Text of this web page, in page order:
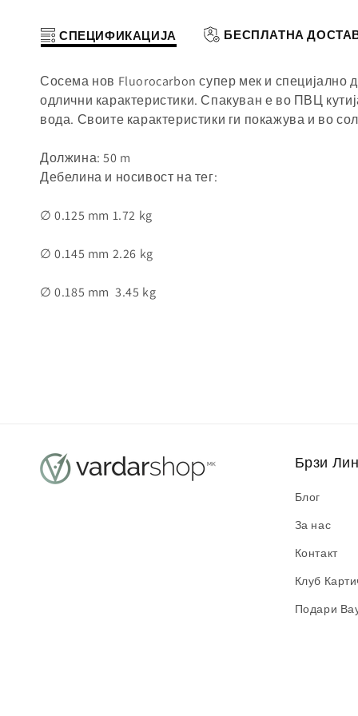
СПЕЦИФИКАЦИЈА БЕСПЛАТНА
Сосема нов Fluorocarbon супер мек и специјално
одлични карактеристики. Спакуван е во ПВЦ
вода. Своите карактеристики ги покажува и во
Должина: 50 m
Дебелина и носивост на тег:
∅ 0.125 mm 1.72 kg
∅ 0.145 mm 2.26 kg
∅ 0.185 mm 3.45 kg
Брзи
Блог
За нас
Контакт
Клуб
Подари